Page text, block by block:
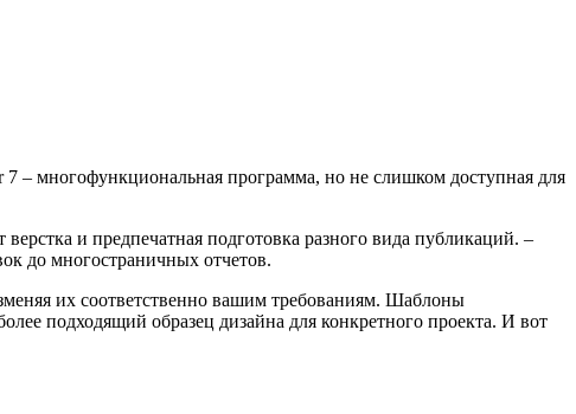
– многофункциональная программа, но не слишком доступная для
и предпечатная подготовка разного вида публикаций. –
до многостраничных отчетов.
их соответственно вашим требованиям. Шаблоны
подходящий образец дизайна для конкретного проекта. И вот